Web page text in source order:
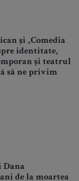
și „Comedia
identitate,
și teatrul
să ne privim
Dana
de la moartea